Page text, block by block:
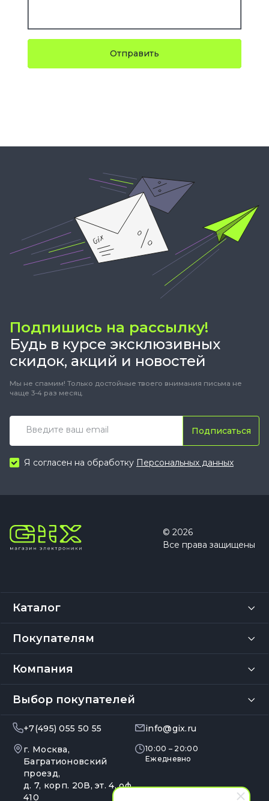
Отправить
Подпишись на рассылку!
Будь в курсе эксклюзивных
скидок, акций и новостей
Мы не спамим! Только достойные твоего внимания письма не
чаще 3-4 раз месяц.
Подписаться
Я согласен на обработку Персональных данных
© 2026
Все права защищены
Каталог
Покупателям
Компания
Выбор покупателей
+7(495) 055 50 55
info@gix.ru
г. Москва,
Багратионовский
проезд,
д. 7, корп. 20В, эт. 4, оф.
410
10:00 – 20:00
Ежедневно